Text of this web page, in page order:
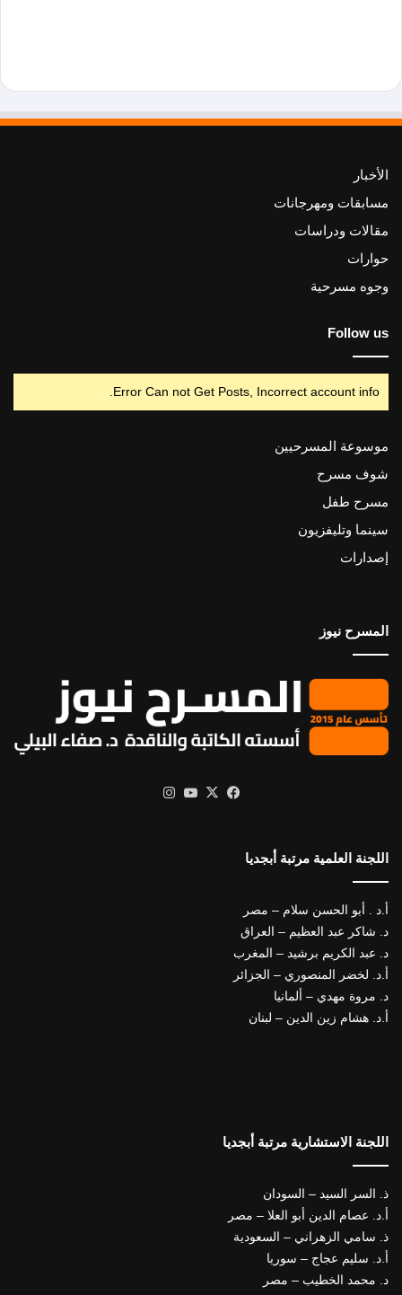
الأخبار
مسابقات ومهرجانات
مقالات ودراسات
حوارات
وجوه مسرحية
Follow us
Error Can not Get Posts, Incorrect account info.
موسوعة المسرحيين
شوف مسرح
مسرح طفل
سينما وتليفزيون
إصدارات
المسرح نيوز
فيسبوك
X يوتيوب
اللجنة العلمية مرتبة أبجديا
أ.د . أبو الحسن سلام – مصر
د. شاكر عبد العظيم – العراق
د. عبد الكريم برشيد – المغرب
أ.د. لخضر المنصوري – الجزائر
د. مروة مهدي – ألمانيا
أ.د. هشام زين الدين – لبنان
اللجنة الاستشارية مرتبة أبجديا
ذ. السر السيد – السودان
أ.د. عصام الدين أبو العلا – مصر
ذ. سامي الزهراني – السعودية
أ.د. سليم عجاج – سوريا
د. محمد الخطيب – مصر